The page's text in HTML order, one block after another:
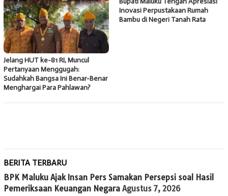
Jelang HUT ke-81 RI, Muncul
Pertanyaan Menggugah:
Sudahkah Bangsa Ini Benar-Benar
Menghargai Para Pahlawan?
Inovasi Perpustakaan Rumah
Bambu di Negeri Tanah Rata
BERITA TERBARU
BPK Maluku Ajak Insan Pers Samakan Persepsi soal Hasil
Pemeriksaan Keuangan Negara Agustus 7, 2026